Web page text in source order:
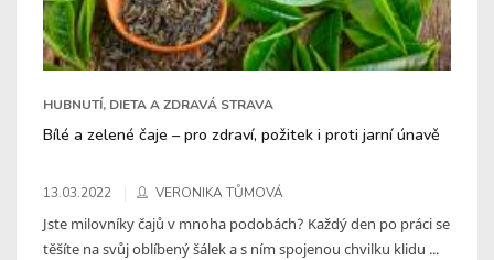
HUBNUTÍ, DIETA A ZDRAVÁ STRAVA
Bílé a zelené čaje – pro zdraví, požitek i proti jarní únavě
13.03.2022 VERONIKA TŮMOVÁ
Jste milovníky čajů v mnoha podobách? Každý den po práci se
těšíte na svůj oblíbený šálek a s ním spojenou chvilku klidu ...